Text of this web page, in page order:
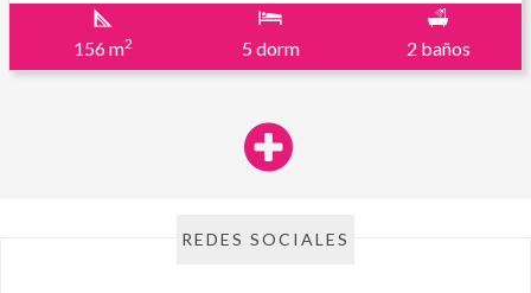
156 m2 5 dorm 2 baños
REDES SOCIALES